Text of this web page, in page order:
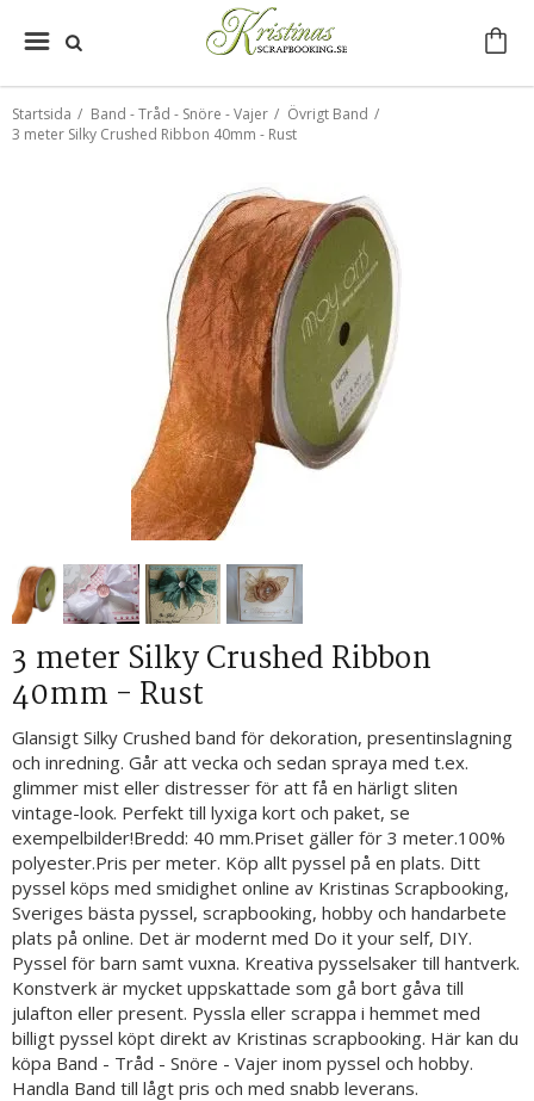
Startsida / Band - Tråd - Snöre - Vajer / Övrigt Band /
3 meter Silky Crushed Ribbon 40mm - Rust
3 meter Silky Crushed Ribbon
40mm - Rust
Glansigt Silky Crushed band för dekoration, presentinslagning
och inredning. Går att vecka och sedan spraya med t.ex.
glimmer mist eller distresser för att få en härligt sliten
vintage-look. Perfekt till lyxiga kort och paket, se
exempelbilder!Bredd: 40 mm.Priset gäller för 3 meter.100%
polyester.Pris per meter. Köp allt pyssel på en plats. Ditt
pyssel köps med smidighet online av Kristinas Scrapbooking,
Sveriges bästa pyssel, scrapbooking, hobby och handarbete
plats på online. Det är modernt med Do it your self, DIY.
Pyssel för barn samt vuxna. Kreativa pysselsaker till hantverk.
Konstverk är mycket uppskattade som gå bort gåva till
julafton eller present. Pyssla eller scrappa i hemmet med
billigt pyssel köpt direkt av Kristinas scrapbooking. Här kan du
köpa Band - Tråd - Snöre - Vajer inom pyssel och hobby.
Handla Band till lågt pris och med snabb leverans.